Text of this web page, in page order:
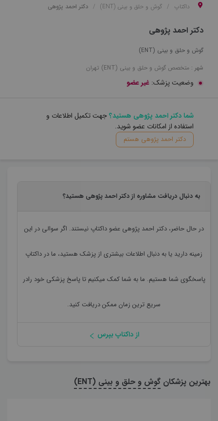
داکتاپ گوش و حلق و بینی (ENT) دکتر احمد پژوهی
دکتر احمد پژوهی
گوش و حلق و بینی (ENT)
شهر : متخصص گوش و حلق و بینی (ENT) تهران
وضعیت پزشک: غیر عضو
شما دکتر احمد پژوهی هستید؟جهت تکمیل اطلاعات و
استفاده از امکانات عضو شوید.
دکتر احمد پژوهی هستم
به دنبال دریافت مشاوره از دکتر احمد پژوهی هستید؟
در حال حاضر،دکتر احمد پژوهی عضو داکتاپ نیستند. اگر سوالی در این
زمینه دارید یا به دنبال اطلاعات بیشتری از پزشک هستید، ما در داکتاپ
پاسخگوی شما هستیم. ما به شما کمک میکنیم تا پاسخ پزشکی خود رادر
سریع ترین زمان ممکن دریافت کنید.
از داکتاپ بپرس
بهترین پزشکان گوش و حلق و بینی (ENT)